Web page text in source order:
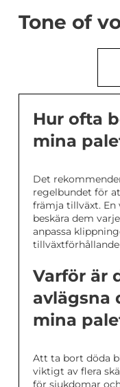
Tone of
Hur ofta
mina
Det
regelbundet för
främja tillväxt.
beskära dem
anpassa
Varför är
avlägsna
mina
Att ta bort döda
viktigt av flera
för sjukdomar